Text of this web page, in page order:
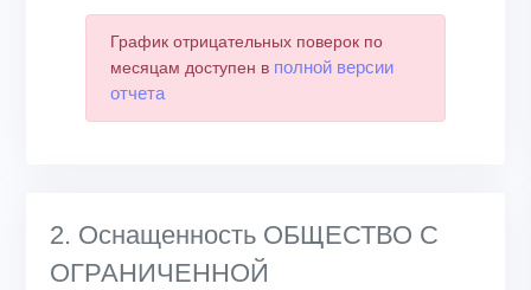
График отрицательных поверок по
месяцам доступен в полной версии
отчета
2. Оснащенность ОБЩЕСТВО С
ОГРАНИЧЕННОЙ